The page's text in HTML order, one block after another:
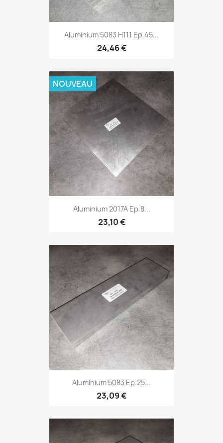
Aluminium 5083 H111 Ep.45...
24,46 €
Aluminium 2017A Ep.8...
23,10 €
NOUVEAU
Aluminium 5083 Ep.25...
23,09 €